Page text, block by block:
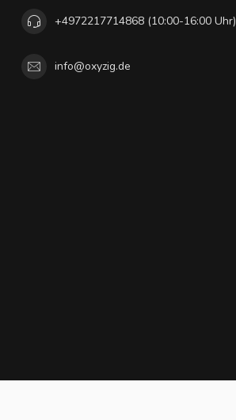
+4972217714868 (10:00-16:00 Uhr)
info@oxyzig.de